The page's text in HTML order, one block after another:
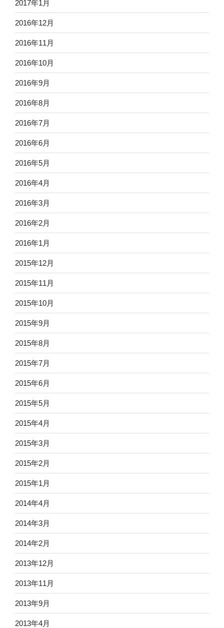
2017年1月
2016年12月
2016年11月
2016年10月
2016年9月
2016年8月
2016年7月
2016年6月
2016年5月
2016年4月
2016年3月
2016年2月
2016年1月
2015年12月
2015年11月
2015年10月
2015年9月
2015年8月
2015年7月
2015年6月
2015年5月
2015年4月
2015年3月
2015年2月
2015年1月
2014年4月
2014年3月
2014年2月
2013年12月
2013年11月
2013年9月
2013年4月